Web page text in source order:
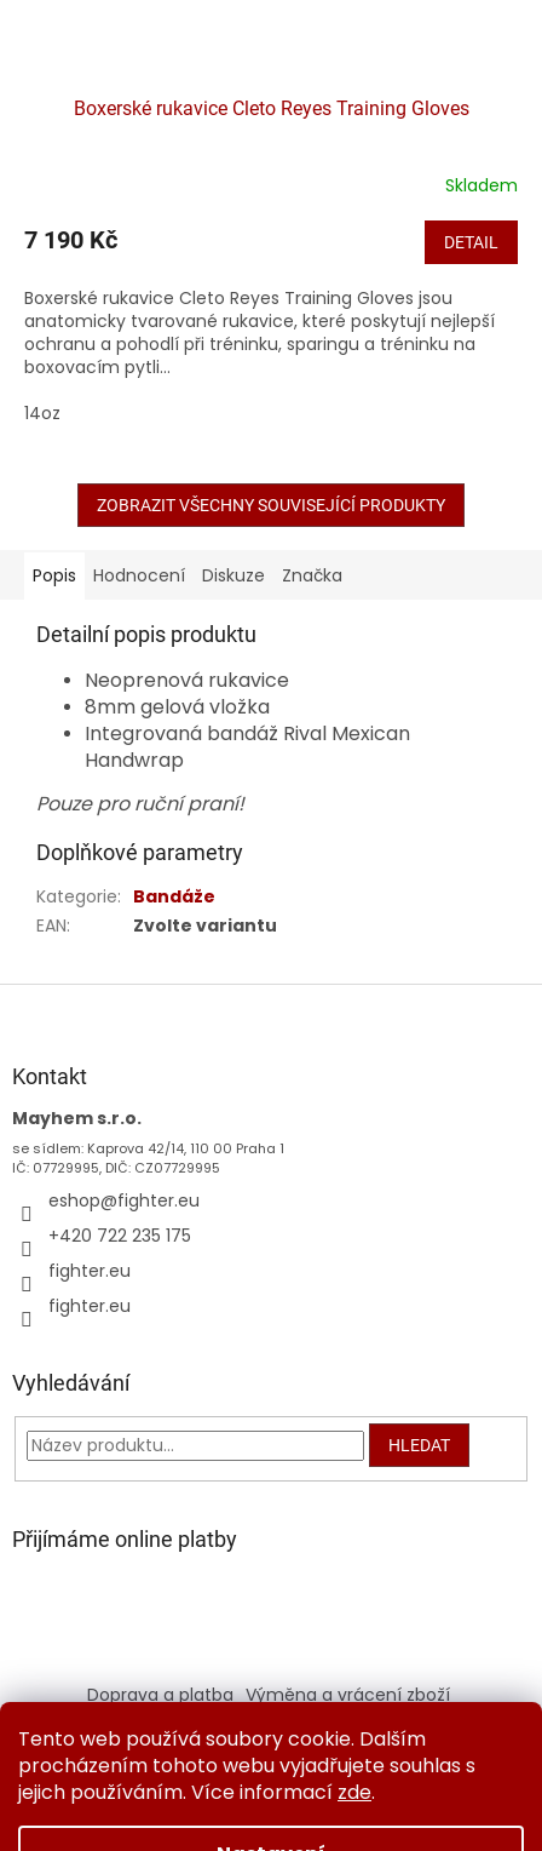
Tento web používá soubory cookie. Dalším
procházením tohoto webu vyjadřujete souhlas s
jejich používáním. Více informací zde.
Boxerské rukavice Cleto Reyes Training Gloves
Skladem
7 190 Kč DETAIL
Boxerské rukavice Cleto Reyes Training Gloves jsou
anatomicky tvarované rukavice, které poskytují nejlepší
ochranu a pohodlí při tréninku, sparingu a tréninku na
boxovacím pytli...
14oz
ZOBRAZIT VŠECHNY SOUVISEJÍCÍ PRODUKTY
Popis Hodnocení Diskuze Značka
Detailní popis produktu
Neoprenová rukavice
8mm gelová vložka
Integrovaná bandáž Rival Mexican
Handwrap
Pouze pro ruční praní!
Doplňkové parametry
Kategorie: Bandáže
EAN: Zvolte variantu
Kontakt
Mayhem s.r.o.
se sídlem: Kaprova 42/14, 110 00 Praha 1
IČ: 07729995, DIČ: CZ07729995
eshop@fighter.eu
+420 722 235 175
fighter.eu
fighter.eu
Vyhledávání
HLEDAT
Přijímáme online platby
Doprava a platba Výměna a vrácení zboží
Ochrana osobních údajů